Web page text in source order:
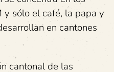
y sólo el café, la papa y
en cantones
cantonal de las